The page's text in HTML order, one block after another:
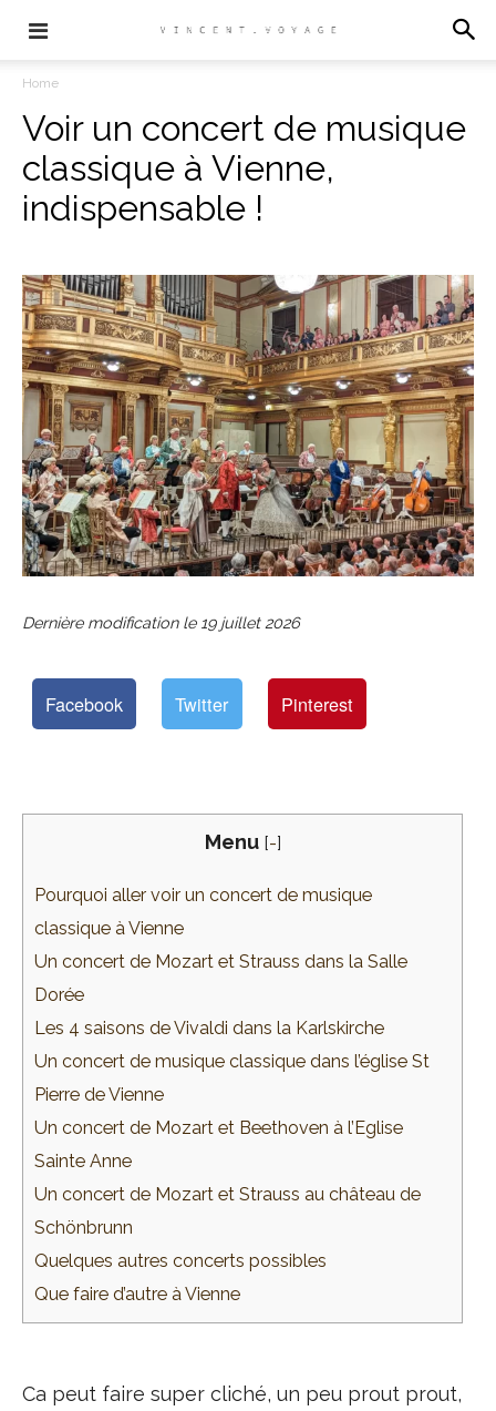
Home
Voir un concert de musique
classique à Vienne,
indispensable !
Dernière modification le 19 juillet 2026
Facebook Twitter Pinterest
Menu [-]
Pourquoi aller voir un concert de musique
classique à Vienne
Un concert de Mozart et Strauss dans la Salle
Dorée
Les 4 saisons de Vivaldi dans la Karlskirche
Un concert de musique classique dans l’église St
Pierre de Vienne
Un concert de Mozart et Beethoven à l’Eglise
Sainte Anne
Un concert de Mozart et Strauss au château de
Schönbrunn
Quelques autres concerts possibles
Que faire d’autre à Vienne
Ca peut faire super cliché, un peu prout prout,